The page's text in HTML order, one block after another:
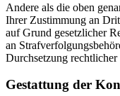
Andere als die oben
Ihrer Zustimmung an
auf Grund gesetzlicher
an
Durchsetzung
Gestattung der